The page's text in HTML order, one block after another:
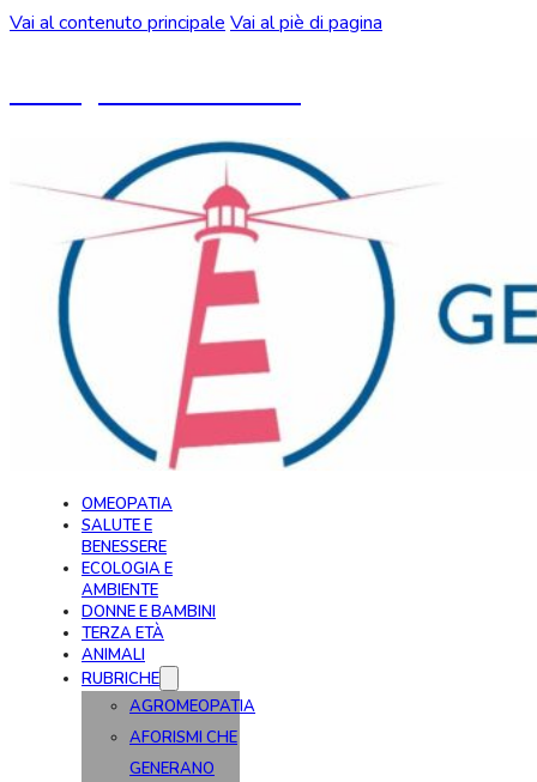
Vai al contenuto principale Vai al piè di pagina
OMEOPATIA
SALUTE E
BENESSERE
ECOLOGIA E
AMBIENTE
DONNE E BAMBINI
TERZA ETÀ
ANIMALI
RUBRICHE
AGROMEOPATIA
AFORISMI CHE
GENERANO